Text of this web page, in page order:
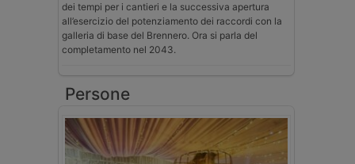
dei tempi per i cantieri e la successiva apertura
all’esercizio del potenziamento dei raccordi con la
galleria di base del Brennero. Ora si parla del
completamento nel 2043.
Persone